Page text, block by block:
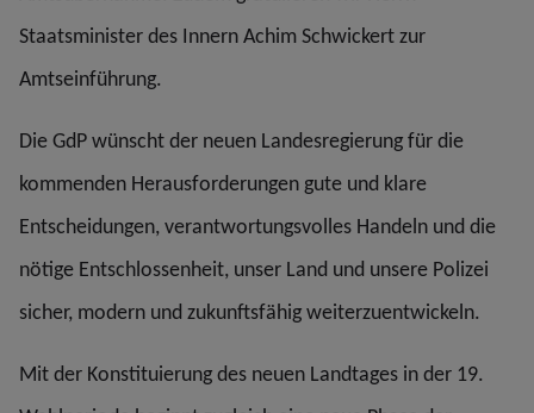
Staatsminister des Innern Achim Schwickert zur
Amtseinführung.
Die GdP wünscht der neuen Landesregierung für die
kommenden Herausforderungen gute und klare
Entscheidungen, verantwortungsvolles Handeln und die
nötige Entschlossenheit, unser Land und unsere Polizei
sicher, modern und zukunftsfähig weiterzuentwickeln.
Mit der Konstituierung des neuen Landtages in der 19.